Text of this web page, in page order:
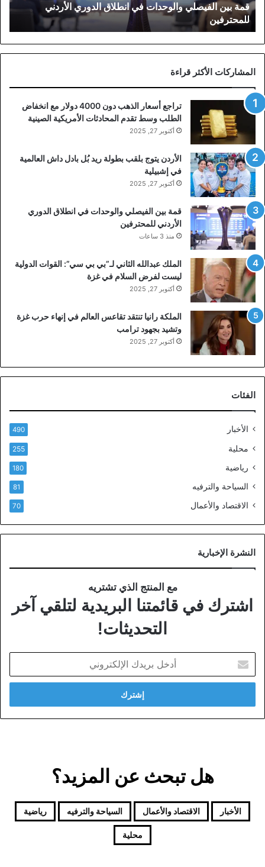
للمحترفين
قمة بين الفيصلي والوحدات في انطلاق الدوري الأردني
للمحترفين
المشاركات الأكثر قراءة
تراجع أسعار الذهب دون 4000 دولار مع انخفاض
الطلب وسط تقدم المحادثات الأمريكية الصينية
أكتوبر 27, 2025
الأردن يتوج بلقب بطولة ريد بُل بادل داش العالمية
في إشبيلية
أكتوبر 27, 2025
قمة بين الفيصلي والوحدات في انطلاق الدوري
الأردني للمحترفين
منذ 3 ساعات
الملك عبدالله الثاني لـ”بي بي سي”: القوات الدولية
ليست لفرض السلام في غزة
أكتوبر 27, 2025
الملكة رانيا تنتقد تقاعس العالم في إنهاء حرب غزة
وتشيد بجهود ترامب
أكتوبر 27, 2025
الفئات
الأخبار 490
محلية 255
رياضية 180
السياحة والترفيه 81
الاقتصاد والأعمال 70
النشرة الإخبارية
مع المنتج الذي تشتريه
اشترك في قائمتنا البريدية لتلقي آخر
التحديثات!
بريدك
الإلكتروني
هل تبحث عن المزيد؟
الأخبار الاقتصاد والأعمال السياحة والترفيه رياضية
محلية